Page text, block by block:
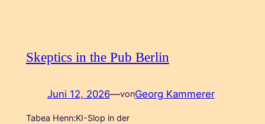
Skeptics in the Pub Berlin
Juni 12, 2026—vonGeorg Kammerer
Tabea Henn:KI-Slop in der